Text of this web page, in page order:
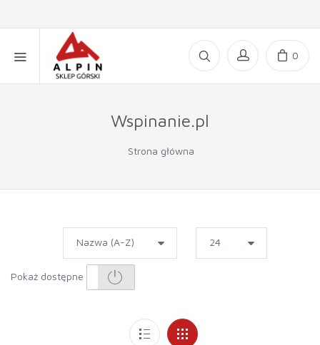
0
Wspinanie.pl
Strona główna
Pokaż dostępne